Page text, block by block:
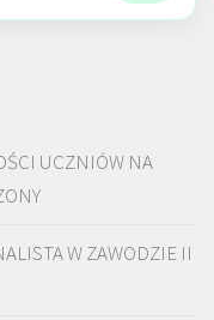
UCZNIÓW NA
W ZAWODZIE II